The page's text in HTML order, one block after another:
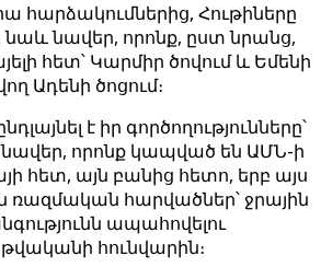
հարձակումներից, Հութիները
նավեր, որոնք, ըստ նրանց,
հետ՝ Կարմիր ծովում և Եմենի
Ադենի ծոցում։
է իր գործողությունները՝
որոնք կապված են ԱՄՆ-ի
հետ, այն բանից հետո, երբ այս
ռազմական հարվածներ՝ ջրային
ապահովելու
հունվարին։